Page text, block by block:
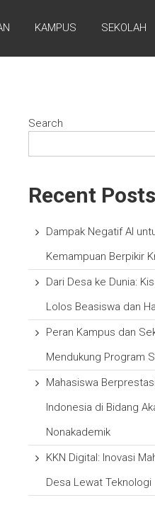
KAMPUS SEKOLAH
Search
Recent Posts
Dampak Negatif AI
Kemampuan Berpikir
Dari Desa ke Dunia:
Lolos Beasiswa dan
Peran Kampus dan
Mendukung Program
Mahasiswa
Indonesia di Bidang
Nonakademik
KKN Digital: Inovasi
Desa Lewat Teknologi